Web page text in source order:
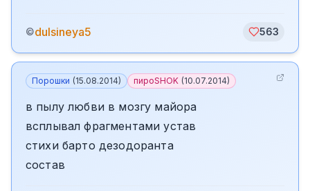
©dulsineya5 563
Порошки (15.08.2014) пироSHOK (10.07.2014)
в пылу любви в мозгу майора
всплывал фрагментами устав
стихи барто дезодоранта
состав